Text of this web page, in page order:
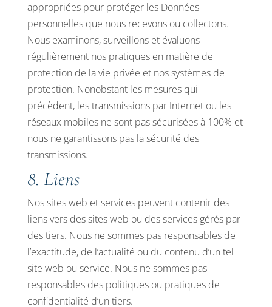
appropriées pour protéger les Données
personnelles que nous recevons ou collectons.
Nous examinons, surveillons et évaluons
régulièrement nos pratiques en matière de
protection de la vie privée et nos systèmes de
protection. Nonobstant les mesures qui
précèdent, les transmissions par Internet ou les
réseaux mobiles ne sont pas sécurisées à 100% et
nous ne garantissons pas la sécurité des
transmissions.
8. Liens
Nos sites web et services peuvent contenir des
liens vers des sites web ou des services gérés par
des tiers. Nous ne sommes pas responsables de
l’exactitude, de l’actualité ou du contenu d’un tel
site web ou service. Nous ne sommes pas
responsables des politiques ou pratiques de
confidentialité d’un tiers.